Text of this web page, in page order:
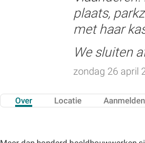
plaats,
met haar
We sluiten
zondag 26 april
Over Locatie Aanmelden